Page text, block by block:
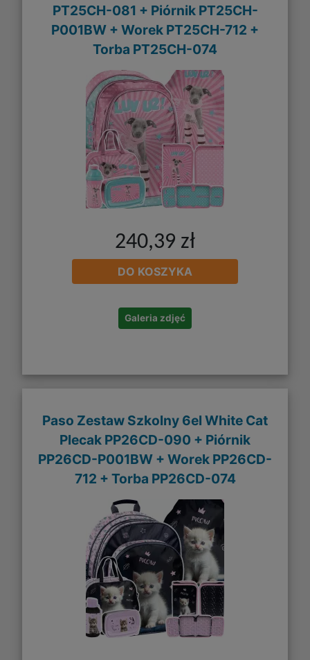
PT25CH-081 + Piórnik PT25CH-
P001BW + Worek PT25CH-712 +
Torba PT25CH-074
240,39 zł
DO KOSZYKA
Galeria zdjęć
Paso Zestaw Szkolny 6el White Cat
Plecak PP26CD-090 + Piórnik
PP26CD-P001BW + Worek PP26CD-
712 + Torba PP26CD-074